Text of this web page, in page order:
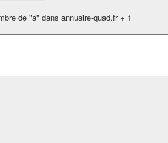
de "a" dans annuaire-quad.fr + 1